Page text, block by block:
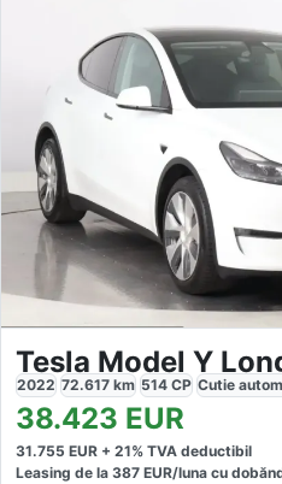
Tesla Model Y
2022 72.617 km 514 CP Cutie
38.423 EUR
31.755 EUR + 21% TVA deductibil
Leasing de la 387 EUR/luna cu